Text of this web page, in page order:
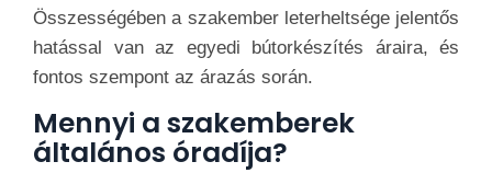
Összességében a szakember leterheltsége jelentős
hatással van az egyedi bútorkészítés áraira, és
fontos szempont az árazás során.
Mennyi a szakemberek
általános óradíja?